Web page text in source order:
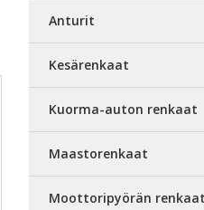
Anturit
Kesärenkaat
Kuorma-auton renkaat
Maastorenkaat
Moottoripyörän renkaat